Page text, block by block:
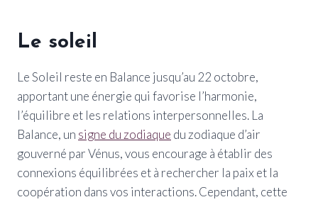
Le soleil
Le Soleil reste en Balance jusqu’au 22 octobre,
apportant une énergie qui favorise l’harmonie,
l’équilibre et les relations interpersonnelles. La
Balance, un signe du zodiaque du zodiaque d’air
gouverné par Vénus, vous encourage à établir des
connexions équilibrées et à rechercher la paix et la
coopération dans vos interactions. Cependant, cette